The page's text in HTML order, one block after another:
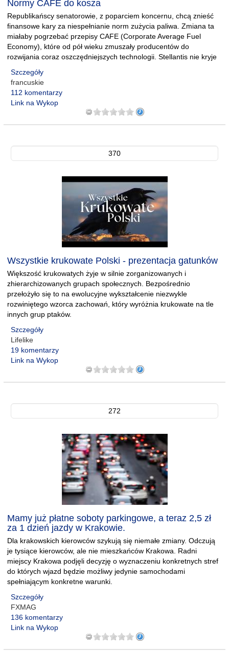
Normy CAFE do kosza
Republikańscy senatorowie, z poparciem koncernu, chcą znieść
finansowe kary za niespełnianie norm zużycia paliwa. Zmiana ta
miałaby pogrzebać przepisy CAFE (Corporate Average Fuel
Economy), które od pół wieku zmuszały producentów do
rozwijania coraz oszczędniejszych technologii. Stellantis nie kryje
Szczegóły
francuskie
112 komentarzy
Link na Wykop
370
Wszystkie krukowate Polski - prezentacja gatunków
Większość krukowatych żyje w silnie zorganizowanych i
zhierarchizowanych grupach społecznych. Bezpośrednio
przełożyło się to na ewolucyjne wykształcenie niezwykle
rozwiniętego wzorca zachowań, który wyróżnia krukowate na tle
innych grup ptaków.
Szczegóły
Lifelike
19 komentarzy
Link na Wykop
272
Mamy już płatne soboty parkingowe, a teraz 2,5 zł
za 1 dzień jazdy w Krakowie.
Dla krakowskich kierowców szykują się niemałe zmiany. Odczują
je tysiące kierowców, ale nie mieszkańców Krakowa. Radni
miejscy Krakowa podjęli decyzję o wyznaczeniu konkretnych stref
do których wjazd będzie możliwy jedynie samochodami
spełniającym konkretne warunki.
Szczegóły
FXMAG
136 komentarzy
Link na Wykop